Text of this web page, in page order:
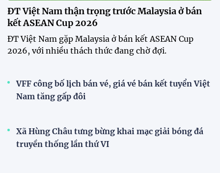
ĐT Việt Nam thận trọng trước Malaysia ở bán
kết ASEAN Cup 2026
ĐT Việt Nam gặp Malaysia ở bán kết ASEAN Cup
2026, với nhiều thách thức đang chờ đợi.
VFF công bố lịch bán vé, giá vé bán kết tuyển Việt
Nam tăng gấp đôi
Xã Hùng Châu tưng bừng khai mạc giải bóng đá
truyền thống lần thứ VI